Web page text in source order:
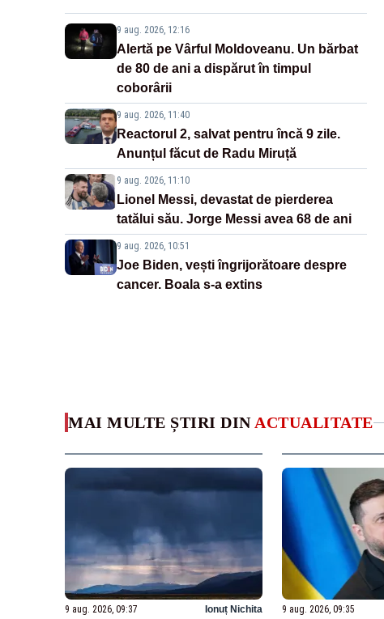
9 aug. 2026, 12:16
Alertă pe Vârful Moldoveanu. Un bărbat
de 80 de ani a dispărut în timpul
coborârii
9 aug. 2026, 11:40
Reactorul 2, salvat pentru încă 9 zile.
Anunțul făcut de Radu Miruță
9 aug. 2026, 11:10
Lionel Messi, devastat de pierderea
tatălui său. Jorge Messi avea 68 de ani
9 aug. 2026, 10:51
Joe Biden, vești îngrijorătoare despre
cancer. Boala s-a extins
MAI MULTE ȘTIRI DIN ACTUALITATE
9 aug. 2026, 09:37 Ionuț Nichita 9 aug. 2026, 09:35